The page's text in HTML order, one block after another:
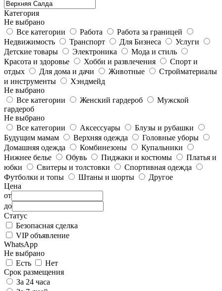
Категория
Не выбрано
Все категории
Работа
Работа за границей
Недвижимость
Транспорт Для Бизнеса
Услуги
Детские товары
Электроника
Мода и стиль
Красота и здоровье
Хобби и развлечения
Спорт и
отдых
Для дома и дачи Животные
Стройматериалы
и инструменты
Хэндмейд
Не выбрано
Все категории
Женский гардероб
Мужской
гардероб
Не выбрано
Все категории
Аксессуары
Блузы и рубашки
Будущим мамам
Верхняя одежда
Головные уборы
Домашняя одежда
Комбинезоны
Купальники
Нижнее белье
Обувь Пиджаки и костюмы
Платья и
юбки
Свитеры и толстовки
Спортивная одежда
Футболки и топы
Штаны и шорты
Другое
Цена
от
до
Статус
Безопасная сделка
VIP объявление
WhatsApp
Не выбрано
Есть
Нет
Срок размещения
За 24 часа